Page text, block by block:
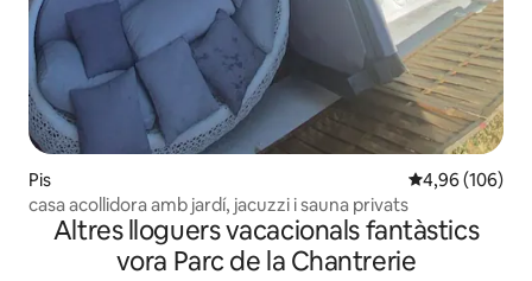
Pis 4,96 de
4,96 (106)
casa acollidora amb jardí, jacuzzi i sauna privats
Altres lloguers vacacionals fantàstics
vora Parc de la Chantrerie